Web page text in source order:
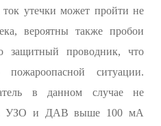
утечки может пройти не
вероятны также пробои
защитный проводник, что
ситуации.
в данном случае не
УЗО и ДАВ выше 100 мA